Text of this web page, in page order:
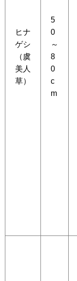
ヒナ
ゲシ
（虞
美人
草）
5
0
～
8
0
c
m